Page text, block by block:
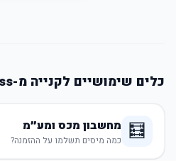
כלים שימושיים לקנייה מ-AliExpress
🧮 מחשבון מכס ומע״מ
כמה מיסים תשלמו על ההזמנה?